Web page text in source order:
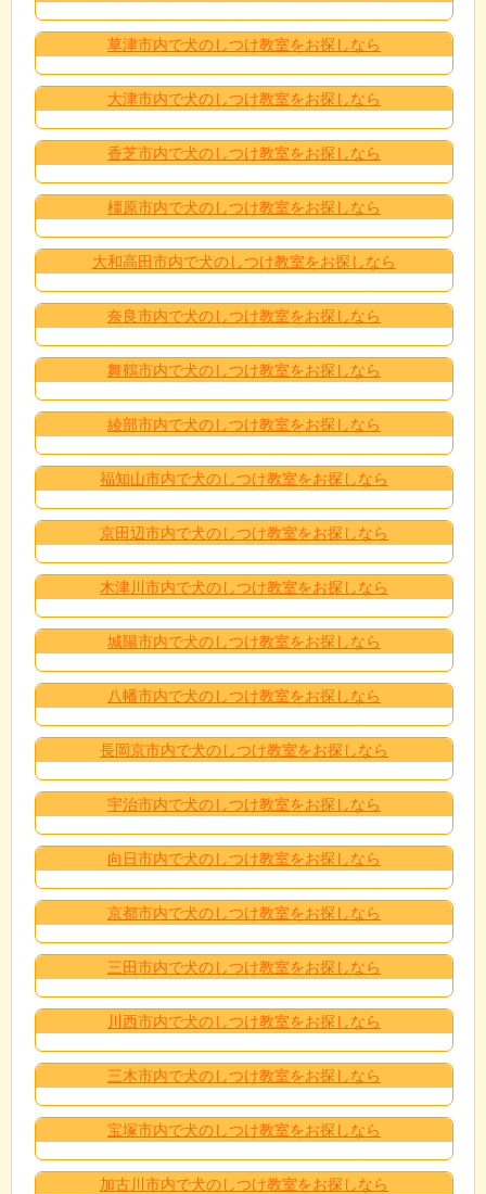
草津市内で犬のしつけ教室をお探しなら
大津市内で犬のしつけ教室をお探しなら
香芝市内で犬のしつけ教室をお探しなら
橿原市内で犬のしつけ教室をお探しなら
大和高田市内で犬のしつけ教室をお探しなら
奈良市内で犬のしつけ教室をお探しなら
舞鶴市内で犬のしつけ教室をお探しなら
綾部市内で犬のしつけ教室をお探しなら
福知山市内で犬のしつけ教室をお探しなら
京田辺市内で犬のしつけ教室をお探しなら
木津川市内で犬のしつけ教室をお探しなら
城陽市内で犬のしつけ教室をお探しなら
八幡市内で犬のしつけ教室をお探しなら
長岡京市内で犬のしつけ教室をお探しなら
宇治市内で犬のしつけ教室をお探しなら
向日市内で犬のしつけ教室をお探しなら
京都市内で犬のしつけ教室をお探しなら
三田市内で犬のしつけ教室をお探しなら
川西市内で犬のしつけ教室をお探しなら
三木市内で犬のしつけ教室をお探しなら
宝塚市内で犬のしつけ教室をお探しなら
加古川市内で犬のしつけ教室をお探しなら